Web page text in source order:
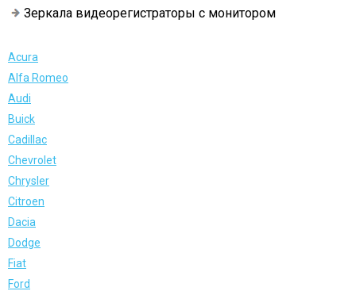
Зеркала видеорегистраторы с монитором
Acura
Alfa Romeo
Audi
Buick
Cadillac
Chevrolet
Chrysler
Citroen
Dacia
Dodge
Fiat
Ford